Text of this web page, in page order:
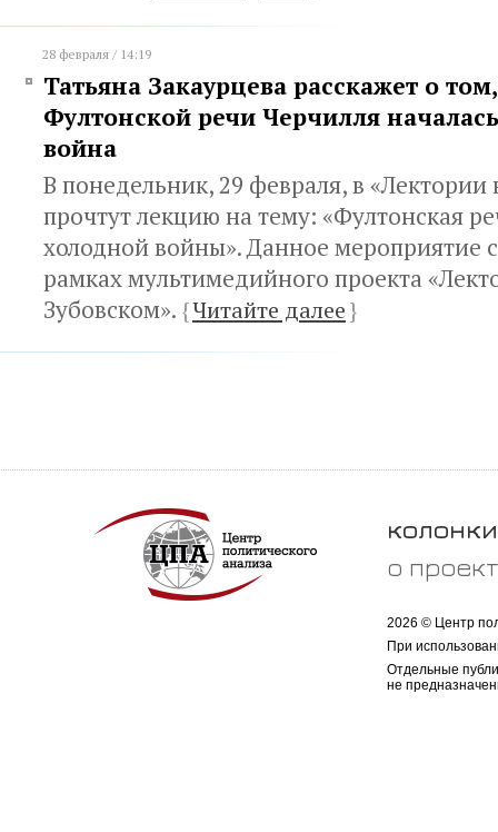
28 февраля / 14:19
Татьяна Закаурцева расскажет о
Фултонской речи Черчилля
война
В понедельник, 29 февраля, в «Лектории
прочтут лекцию на тему: «Фултонская
холодной войны». Данное мероприятие
рамках мультимедийного проекта
Зубовском». {Читайте далее}
колонки
о
2026 © Центр
При
Отдельные
не